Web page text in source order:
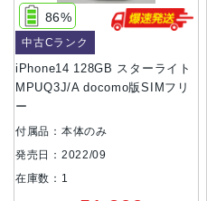
iPhone14 128GB スターライト
MPUQ3J/A docomo版SIMフリ
ー
86%
中古Cランク
付属品：本体のみ
発売日：2022/09
在庫数：1